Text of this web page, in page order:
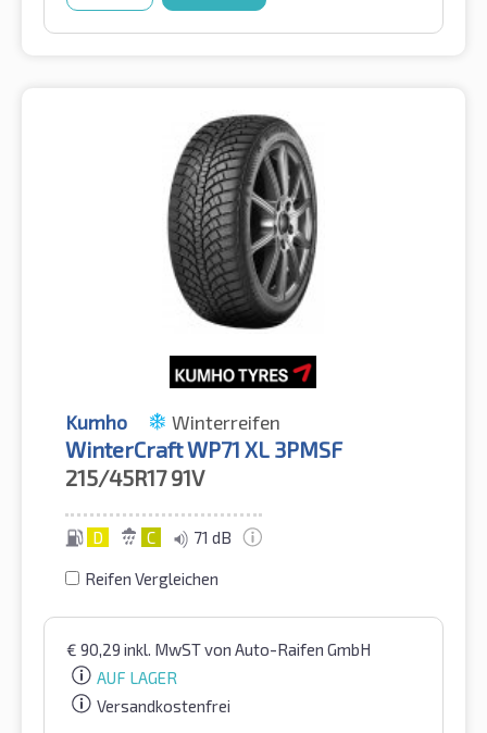
Kumho Winterreifen
WinterCraft WP71 XL 3PMSF
215/45R17 91V
D C 71 dB
Reifen Vergleichen
€ 90,29 inkl. MwSTvon Auto-Raifen GmbH
AUF LAGER
Versandkostenfrei